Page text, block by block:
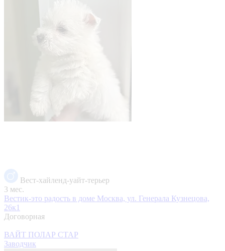
Вест-хайленд-уайт-терьер
3 мес.
Вестик-это радость в доме Москва, ул. Генерала Кузнецова,
26к1
Договорная
ВАЙТ ПОЛАР СТАР
Заводчик